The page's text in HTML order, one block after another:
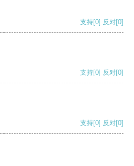
支持[0] 反对[0]
支持[0] 反对[0]
支持[0] 反对[0]